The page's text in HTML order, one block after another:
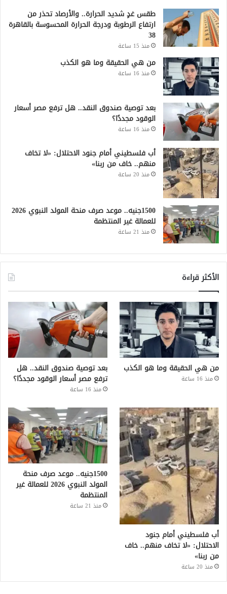
طقس غدٍ شديد الحرارة.. والأرصاد تحذر من
ارتفاع الرطوبة ودرجة الحرارة المحسوسة بالقاهرة
38
منذ 15 ساعة
من هي الحقيقة وما هو الكذب
منذ 16 ساعة
بعد توصية صندوق النقد.. هل ترفع مصر أسعار
الوقود مجددًا؟
منذ 16 ساعة
أب فلسطيني أمام جنود الاحتلال: «لا تخاف
منهم.. خاف من ربنا»
منذ 20 ساعة
1500جنيه.. موعد صرف منحة المولد النبوي 2026
للعمالة غير المنتظمة
منذ 21 ساعة
الأكثر قراءة
من هي الحقيقة وما هو الكذب
منذ 16 ساعة
بعد توصية صندوق النقد.. هل
ترفع مصر أسعار الوقود مجددًا؟
منذ 16 ساعة
أب فلسطيني أمام جنود
الاحتلال: «لا تخاف منهم.. خاف
من ربنا»
منذ 20 ساعة
1500جنيه.. موعد صرف منحة
المولد النبوي 2026 للعمالة غير
المنتظمة
منذ 21 ساعة